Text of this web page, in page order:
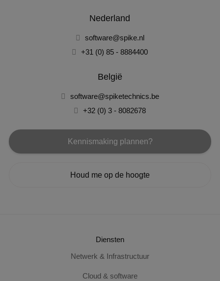
Nederland
software@spike.nl
+31 (0) 85 - 8884400
België
software@spiketechnics.be
+32 (0) 3 - 8082678
Kennismaking plannen?
Houd me op de hoogte
Diensten
Netwerk & Infrastructuur
Cloud & software